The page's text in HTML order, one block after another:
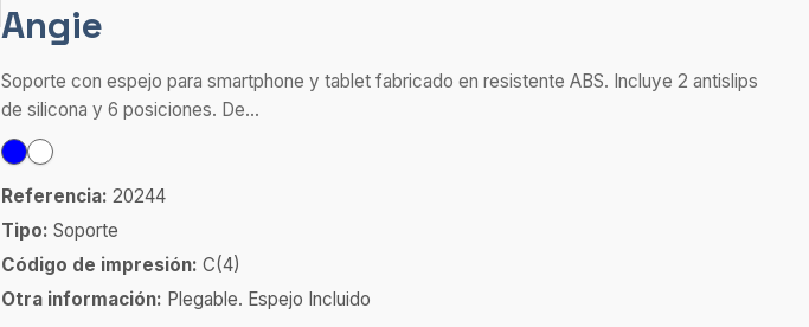
Angie
Soporte con espejo para smartphone y tablet fabricado en resistente ABS. Incluye 2 antislips
de silicona y 6 posiciones. De...
Referencia: 20244
Tipo: Soporte
Código de impresión: C(4)
Otra información: Plegable. Espejo Incluido